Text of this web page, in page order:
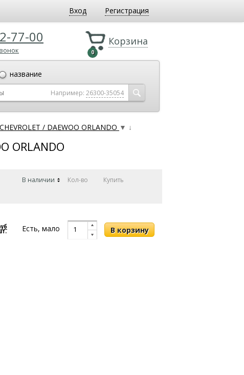
Вход Регистрация
Корзина
0
77-00
название
Например: 26300-35054
/ DAEWOO ORLANDO ▼ ↓
ORLANDO
В наличии Кол-во Купить
Есть, мало